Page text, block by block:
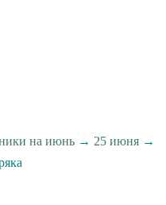
на июнь→ 25 июня→